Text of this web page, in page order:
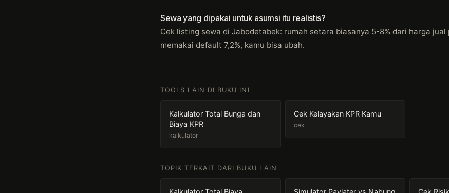
Sewa yang dipakai untuk asumsi itu realistis?
Cek listing sewa di Jabodetabek: rumah setara biasanya 5-8% dari harga jual
memakai default 7,2%, kamu bisa ubah.
TOOLS LAIN DI BUKU INI
Kalkulator Total Bunga dan
Biaya KPR
kalkulator
Cek Kelayakan KPR Kamu
cek
TOPIK TERKAIT DARI BUKU LAIN